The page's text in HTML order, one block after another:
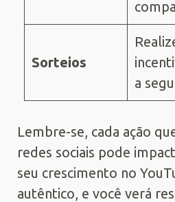
Sorteios
a
Lembre-se, cada ação
redes sociais pode
seu crescimento no
autêntico, e você verá